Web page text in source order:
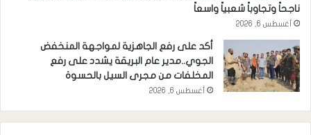
ناجحاً وتجاوباً شعبياً واسعاً
أغسطس 6, 2026
أكد على رفع الجاهزية لمواجهة المنخفض
الجوي..مدير عام البريقة يشدد على رفع
المخلفات من مجرى السيل بالحسوة
أغسطس 6, 2026